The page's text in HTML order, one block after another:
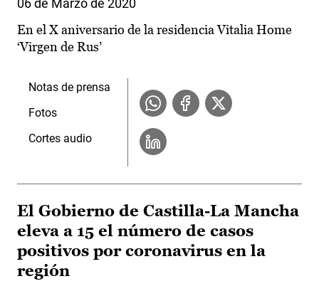
06 de Marzo de 2020
En el X aniversario de la residencia Vitalia Home
‘Virgen de Rus’
Notas de prensa
Fotos
Cortes audio
El Gobierno de Castilla-La Mancha
eleva a 15 el número de casos
positivos por coronavirus en la
región